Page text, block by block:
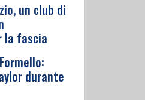
un club di
la fascia
durante